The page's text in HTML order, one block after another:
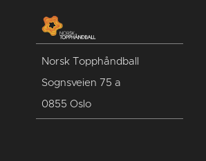
Norsk Topphåndball
Sognsveien 75 a
0855 Oslo